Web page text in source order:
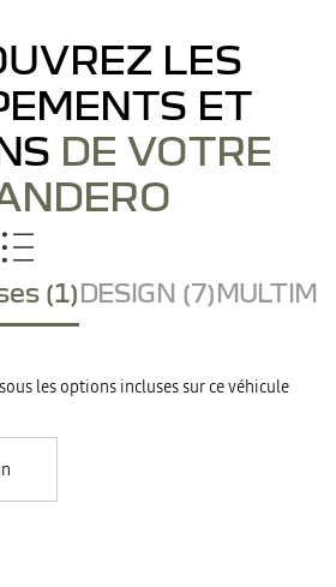
LES
ET
DE VOTRE
(1)DESIGN (7)
les options incluses sur ce véhicule